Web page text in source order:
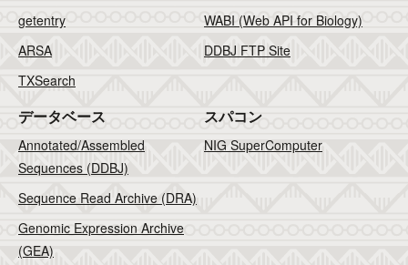
getentry
ARSA
TXSearch
WABI (Web API for Biology)
DDBJ FTP Site
データベース
Annotated/Assembled
Sequences (DDBJ)
Sequence Read Archive (DRA)
Genomic Expression Archive
(GEA)
スパコン
NIG SuperComputer